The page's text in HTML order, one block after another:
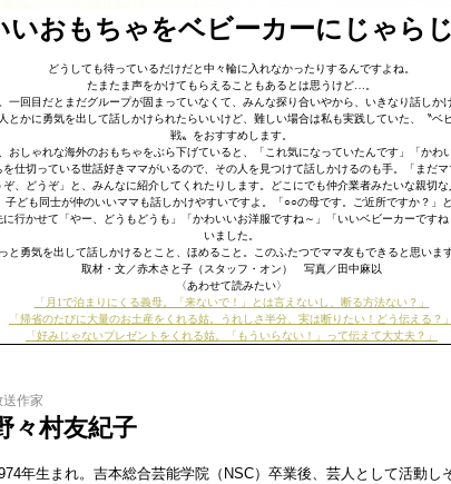
いおもちゃをベビーカーにじゃら
どうしても待っているだけだと中々輪に入れなかったりするんですよね。
たまたま声をかけてもらえることもあるとは思うけど…。
一回目だとまだグループが固まっていなくて、みんな探り合いやから、いきなり話しか
とかに勇気を出して話しかけられたらいいけど、難しい場合は私も実践していた、〝ベ
戦〟をおすすめします。
おしゃれな海外のおもちゃをぶら下げていると、「これ気になっていたんです」「かわ
仕切っている世話好きママがいるので、その人を見つけて話しかけるのも手。「まだ
ぞ、どうぞ」と、みんなに紹介してくれたりします。どこにでも仲介業者みたいな親切な
ども同士が仲のいいママも話しかけやすいですよ。「○○の母です。ご近所ですか？」
行かせて「やー、どうもどうも」「かわいいお洋服ですね～」「いいベビーカーです
いました。
と勇気を出して話しかけるとこと、ほめること。このふたつでママ友もできると思いま
取材・文／赤木さと子（スタッフ・オン） 写真／田中麻以
〈あわせて読みたい〉
「月1で泊まりにくる義母。「来ないで！」とは言えないし、断る方法ない？」
「帰省のたびに大量のお土産をくれる姑。うれしさ半分、実は断りたい！どう伝える？」
「好みじゃないプレゼントをくれる姑。「もういらない！」って伝えて大丈夫？」
送作家
々村友紀子
年生まれ。吉本総合芸能学院（NSC）卒業後、芸人として活動し